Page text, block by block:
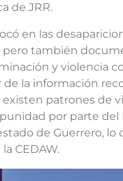
de JRR.
en las
pero también
y violencia
de la información
patrones de
por parte del
de Guerrero, lo
CEDAW.